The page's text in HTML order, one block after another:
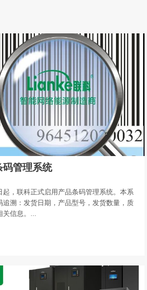
码管理系统
起，联科正式启用产品条码管理系统。本系
追溯：发货日期，产品型号，发货数量，质
关信息。...